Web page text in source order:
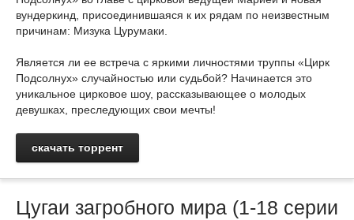
вундеркинд, присоединившаяся к их рядам по неизвестным
причинам: Мизука Цурумаки.
Является ли ее встреча с яркими личностями труппы «Цирк
Подсолнух» случайностью или судьбой? Начинается это
уникальное цирковое шоу, рассказывающее о молодых
девушках, преследующих свои мечты!
скачать торрент
Цугаи загробного мира (1-18 серии